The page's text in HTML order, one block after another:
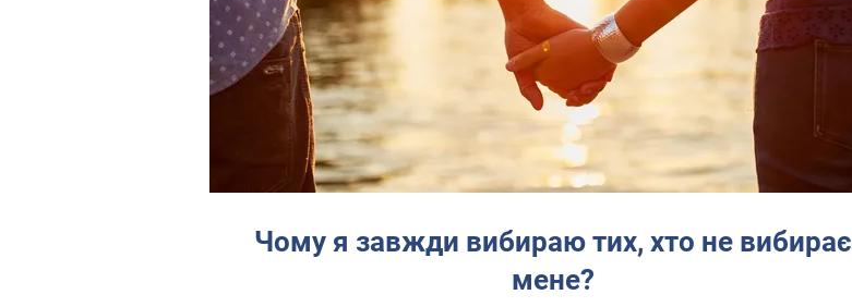
Чому я завжди вибираю тих, хто не вибирає
мене?